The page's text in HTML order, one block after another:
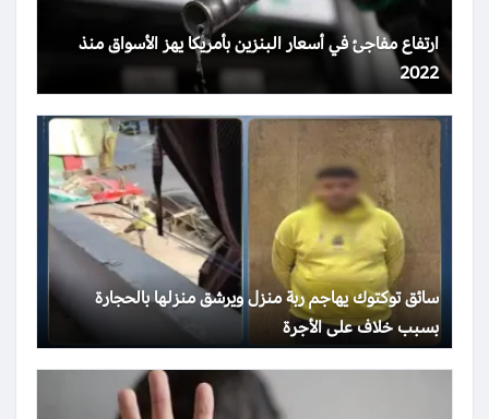
ارتفاع مفاجئ في أسعار البنزين بأمريكا يهز الأسواق منذ
2022
سائق توكتوك يهاجم ربة منزل ويرشق منزلها بالحجارة
بسبب خلاف على الأجرة